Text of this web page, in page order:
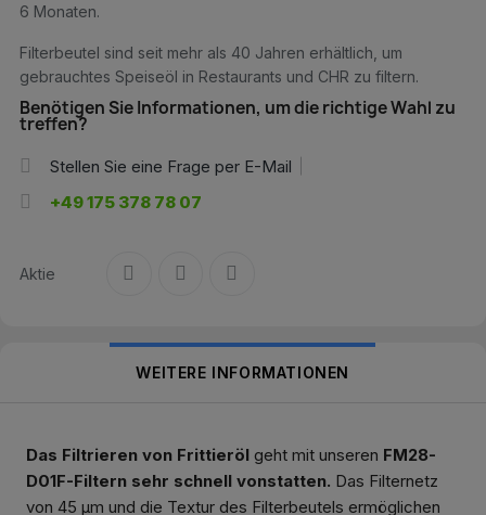
6 Monaten.
Filterbeutel sind seit mehr als 40 Jahren erhältlich, um
gebrauchtes Speiseöl in Restaurants und CHR zu filtern.
Benötigen Sie Informationen, um die richtige Wahl zu
treffen?
Stellen Sie eine Frage per E-Mail
+49 175 378 78 07
Aktie
WEITERE INFORMATIONEN
Das Filtrieren von Frittieröl geht mit unseren FM28-
D01F-Filtern sehr schnell vonstatten. Das Filternetz
von 45 µm und die Textur des Filterbeutels ermöglichen